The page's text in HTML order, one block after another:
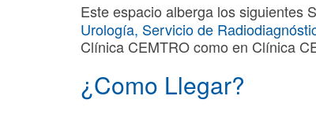
Este espacio alberga los siguientes
Urología, Servicio de
Clínica CEMTRO como en Clínica
¿Como Llegar?